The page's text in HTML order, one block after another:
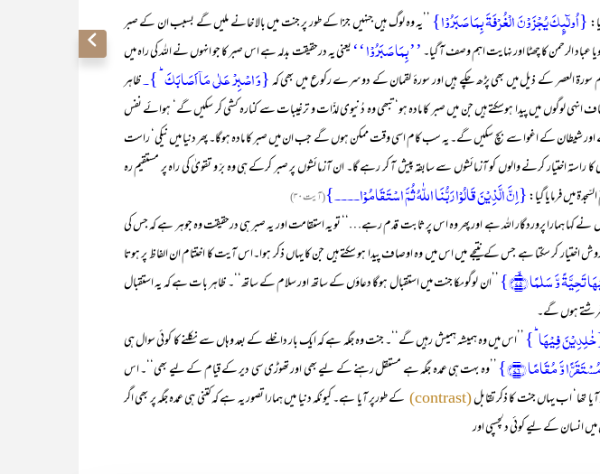
{اُولٰٓئِکَ یُجۡزَوۡنَ الۡغُرۡفَۃَ بِمَا صَبَرُوۡا} ’’یہ وہ لوگ ہیں جنہیں جزا کے طور پر جنت میں بالا خانے ملیں گے بسبب ان کے صبر
الرحمن کا چھٹا اور نہایت اہم وصف آ گیا۔’’بِمَا صَبَرُوۡا ‘‘یعنی یہ درحقیقت بدلہ ہے اس صبر کا جو انہوں نے اللہ کی راہ میں
سورۃ العصر کے ذیل میں بھی پڑھ چکے ہیں اور سورۂ لقمان کے دوسرے رکوع میں بھی کہ{وَ اصۡبِرۡ عَلٰی مَاۤ اَصَابَکَ ؕ }۔ظاہر
انہی لوگوں میں پیدا ہوسکتے ہیں جن میں صبر کا مادہ ہو‘ تبھی وہ دُنیوی لذّات و ترغیبات سے کنارہ کشی کر سکیں گے‘ ہوائے نفس
شیطان کے اغوا سے بچ سکیں گے۔ یہ سب کام اسی وقت ممکن ہوں گے جب ان میں صبر کا مادہ ہوگا۔ پھر دنیا میں نیکی‘ راست
راستہ اختیار کرنے والوں کو آزمائشوں سے سابقہ پیش آ کر رہے گا۔ ان آزمائشوں پر صبر کرکے ہی وہ برّ و تقویٰ کی راہ پر مستقیم رہ
میں فرمایا گیا:{اِنَّ الَّذِیۡنَ قَالُوۡا رَبُّنَا اللّٰہُ ثُمَّ اسۡتَقَامُوۡا۔۔۔۔}(آیت ۳۰)
کہا ہمارا پروردگار اللہ ہے اور پھر وہ اس پر ثابت قدم رہے…‘‘ تو یہ استقامت اور یہ صبر ہی درحقیقت وہ جوہر ہے کہ جس کی
روش اختیار کر سکتا ہے جس کے نتیجے میں اس میں وہ اوصاف پیدا ہو سکتے ہیں جن کا یہاں ذکر ہوا۔اس آیت کا اختتام ان الفاظ پر ہوتا
وَّ سَلٰمًا ﴿ۙ۷۵﴾}
’’ان لوگوںکا جنت میں استقبال ہوگا دعاؤں کے ساتھ اور سلام کے ساتھ‘‘۔ ظاہر بات ہے کہ یہ استقبال
ہوں گے۔
فِیۡہَا ؕ} ’’اس میں وہ ہمیشہ ہمیش رہیں گے‘‘۔ جنت وہ جگہ ہے کہ ایک بار داخلے کے بعد وہاں سے نکلنے کا کوئی سوال ہی
وَّ مُقَامًا ﴿۷۶﴾}
’’وہ بہت ہی عمدہ جگہ ہے مستقل رہنے کے لیے بھی اور تھوڑی سی دیر کے قیام کے لیے بھی‘‘۔ اس
تھا‘ اب یہاں جنت کا ذکر تقابل(contrast)
کے طورپر آیا ہے۔ کیونکہ دنیا میں ہمارا تصور یہ ہے کہ کتنی ہی عمدہ جگہ پر بھی اگر
انسان کے لیے کوئی دلچسپی اور